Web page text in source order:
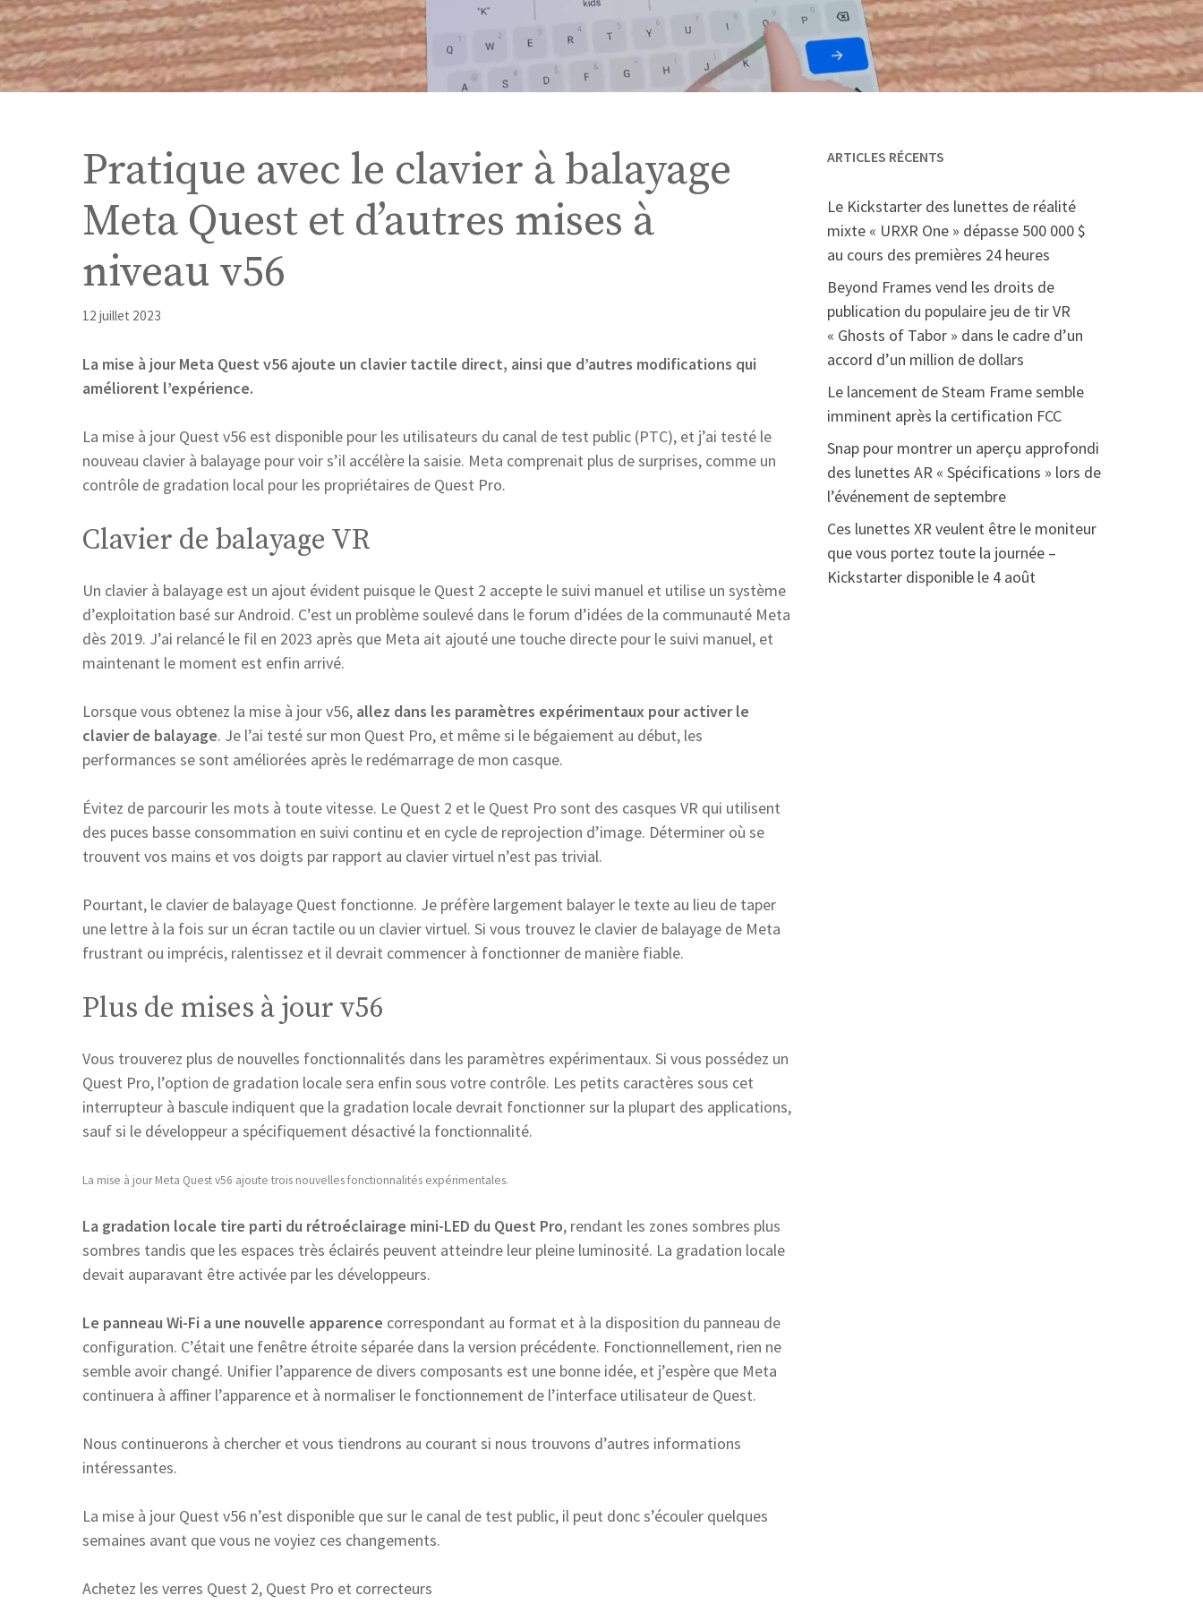
Pratique avec le clavier à balayage
Meta Quest et d’autres mises à
niveau v56
12 juillet 2023
La mise à jour Meta Quest v56 ajoute un clavier tactile direct, ainsi que d’autres modifications qui
améliorent l’expérience.
La mise à jour Quest v56 est disponible pour les utilisateurs du canal de test public (PTC), et j’ai testé le
nouveau clavier à balayage pour voir s’il accélère la saisie. Meta comprenait plus de surprises, comme un
contrôle de gradation local pour les propriétaires de Quest Pro.
Clavier de balayage VR
Un clavier à balayage est un ajout évident puisque le Quest 2 accepte le suivi manuel et utilise un système
d’exploitation basé sur Android. C’est un problème soulevé dans le forum d’idées de la communauté Meta
dès 2019. J’ai relancé le fil en 2023 après que Meta ait ajouté une touche directe pour le suivi manuel, et
maintenant le moment est enfin arrivé.
Lorsque vous obtenez la mise à jour v56, allez dans les paramètres expérimentaux pour activer le
clavier de balayage. Je l’ai testé sur mon Quest Pro, et même si le bégaiement au début, les
performances se sont améliorées après le redémarrage de mon casque.
Évitez de parcourir les mots à toute vitesse. Le Quest 2 et le Quest Pro sont des casques VR qui utilisent
des puces basse consommation en suivi continu et en cycle de reprojection d’image. Déterminer où se
trouvent vos mains et vos doigts par rapport au clavier virtuel n’est pas trivial.
Pourtant, le clavier de balayage Quest fonctionne. Je préfère largement balayer le texte au lieu de taper
une lettre à la fois sur un écran tactile ou un clavier virtuel. Si vous trouvez le clavier de balayage de Meta
frustrant ou imprécis, ralentissez et il devrait commencer à fonctionner de manière fiable.
Plus de mises à jour v56
Vous trouverez plus de nouvelles fonctionnalités dans les paramètres expérimentaux. Si vous possédez un
Quest Pro, l’option de gradation locale sera enfin sous votre contrôle. Les petits caractères sous cet
interrupteur à bascule indiquent que la gradation locale devrait fonctionner sur la plupart des applications,
sauf si le développeur a spécifiquement désactivé la fonctionnalité.
La mise à jour Meta Quest v56 ajoute trois nouvelles fonctionnalités expérimentales.
La gradation locale tire parti du rétroéclairage mini-LED du Quest Pro, rendant les zones sombres plus
sombres tandis que les espaces très éclairés peuvent atteindre leur pleine luminosité. La gradation locale
devait auparavant être activée par les développeurs.
Le panneau Wi-Fi a une nouvelle apparence correspondant au format et à la disposition du panneau de
configuration. C’était une fenêtre étroite séparée dans la version précédente. Fonctionnellement, rien ne
semble avoir changé. Unifier l’apparence de divers composants est une bonne idée, et j’espère que Meta
continuera à affiner l’apparence et à normaliser le fonctionnement de l’interface utilisateur de Quest.
Nous continuerons à chercher et vous tiendrons au courant si nous trouvons d’autres informations
intéressantes.
La mise à jour Quest v56 n’est disponible que sur le canal de test public, il peut donc s’écouler quelques
semaines avant que vous ne voyiez ces changements.
Achetez les verres Quest 2, Quest Pro et correcteurs
ARTICLES RÉCENTS
Le Kickstarter des lunettes de réalité
mixte « URXR One » dépasse 500 000 $
au cours des premières 24 heures
Beyond Frames vend les droits de
publication du populaire jeu de tir VR
« Ghosts of Tabor » dans le cadre d’un
accord d’un million de dollars
Le lancement de Steam Frame semble
imminent après la certification FCC
Snap pour montrer un aperçu approfondi
des lunettes AR « Spécifications » lors de
l’événement de septembre
Ces lunettes XR veulent être le moniteur
que vous portez toute la journée –
Kickstarter disponible le 4 août